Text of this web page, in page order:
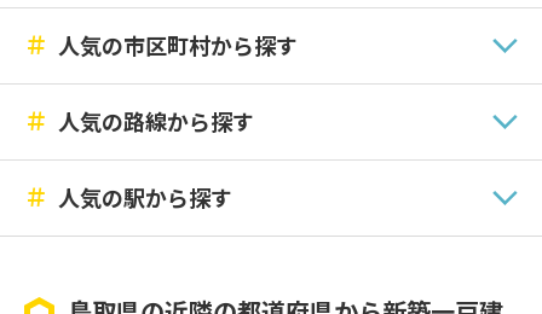
＃ 人気の市区町村から探す
＃ 人気の路線から探す
＃ 人気の駅から探す